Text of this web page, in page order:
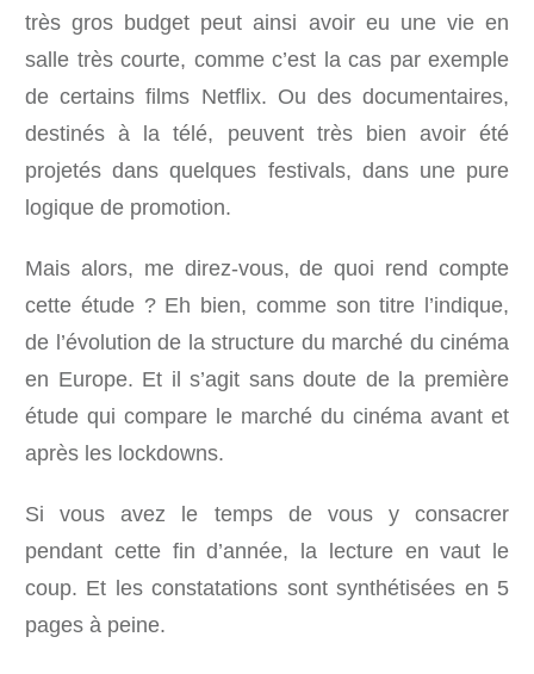
très gros budget peut ainsi avoir eu une vie en
salle très courte, comme c’est la cas par exemple
de certains films Netflix. Ou des documentaires,
destinés à la télé, peuvent très bien avoir été
projetés dans quelques festivals, dans une pure
logique de promotion.
Mais alors, me direz-vous, de quoi rend compte
cette étude ? Eh bien, comme son titre l’indique,
de l’évolution de la structure du marché du cinéma
en Europe. Et il s’agit sans doute de la première
étude qui compare le marché du cinéma avant et
après les lockdowns.
Si vous avez le temps de vous y consacrer
pendant cette fin d’année, la lecture en vaut le
coup. Et les constatations sont synthétisées en 5
pages à peine.